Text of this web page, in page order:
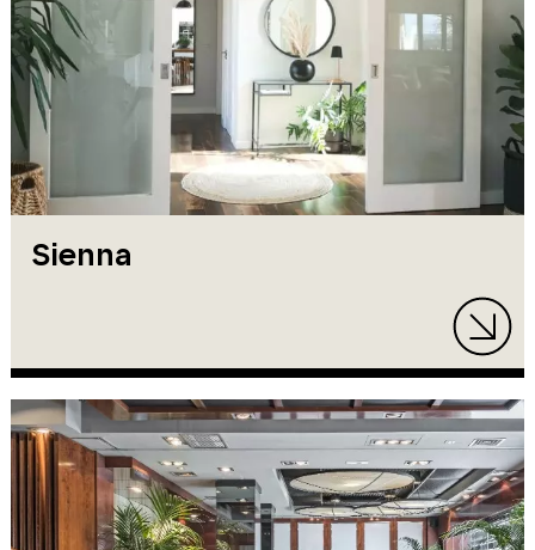
Sienna